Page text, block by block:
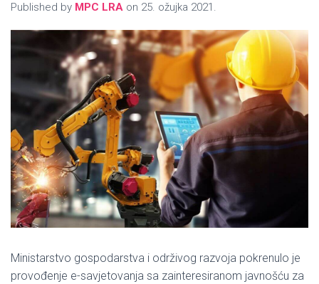
N
Published by MPC LRA on 25. ožujka 2021.
Ministarstvo gospodarstva i održivog razvoja pokrenulo je
provođenje e-savjetovanja sa zainteresiranom javnošću za